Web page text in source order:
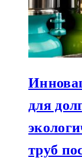
для
труб